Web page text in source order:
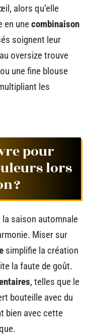
alors qu’elle
en unecombinaison
soignent leur
oversize trouve
une fine blouse
les
pour
lors
?
la saison automnale
Miser sur
simplifie la création
la faute de goût.
, telles que le
bouteille avec du
bien avec cette